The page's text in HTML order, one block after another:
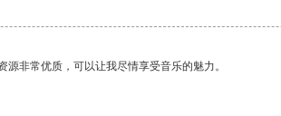
源非常优质，可以让我尽情享受音乐的魅力。